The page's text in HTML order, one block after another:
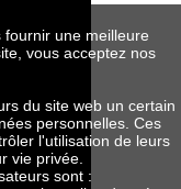
une meilleure
vous acceptez nos
du site web un certain
personnelles. Ces
l'utilisation de leurs
vie privée.
sont :